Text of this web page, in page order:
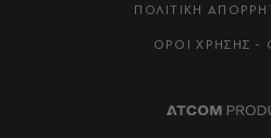
ΠΟΛΙΤΙΚΗ
ΟΡΟΙ ΧΡΗΣΗΣ -